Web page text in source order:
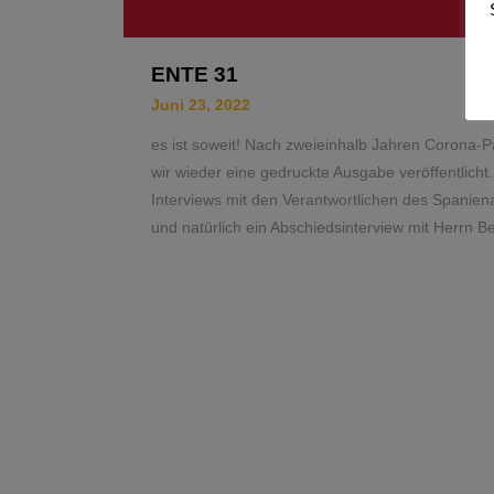
ENTE 31
Juni 23, 2022
es ist soweit! Nach zweieinhalb Jahren Corona-
wir wieder eine gedruckte Ausgabe
Interviews mit den Verantwortlichen des
und natürlich ein Abschiedsinterview mit Herrn